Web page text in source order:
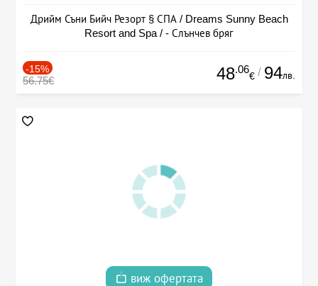
Дрийм Съни Бийч Резорт § СПА / Dreams Sunny Beach
Resort and Spa / - Слънчев бряг
-15%
56.75€ 48.06
€ / 94лв.
виж офертата